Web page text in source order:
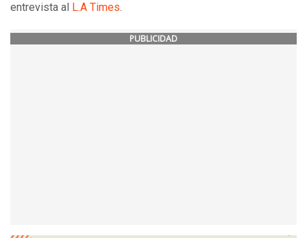
entrevista al L.A Times.
PUBLICIDAD